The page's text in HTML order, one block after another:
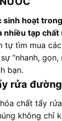
hoạt
nhiều tạp
tự tìm mua
“nhanh,
bạn.
rửa
chất tẩy
không chỉ